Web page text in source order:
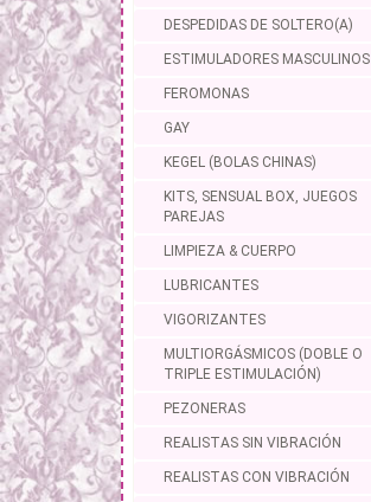
DESPEDIDAS DE SOLTERO(A)
ESTIMULADORES MASCULINOS
FEROMONAS
GAY
KEGEL (BOLAS CHINAS)
KITS, SENSUAL BOX, JUEGOS
PAREJAS
LIMPIEZA & CUERPO
LUBRICANTES
VIGORIZANTES
MULTIORGÁSMICOS (DOBLE O
TRIPLE ESTIMULACIÓN)
PEZONERAS
REALISTAS SIN VIBRACIÓN
REALISTAS CON VIBRACIÓN